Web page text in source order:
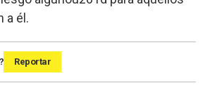
a él.
Reportar